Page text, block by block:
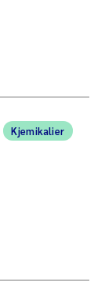
Kjemikalier